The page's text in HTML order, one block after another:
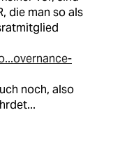
die man so als
noch, also